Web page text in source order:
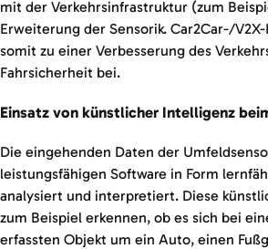
mit der Verkehrsinfrastruktur (zum
Erweiterung der Sensorik. Car2Car-/
somit zu einer Verbesserung des
Fahrsicherheit bei.
Einsatz von künstlicher Intelligenz
Die eingehenden Daten der
leistungsfähigen Software in Form
analysiert und interpretiert. Diese
zum Beispiel erkennen, ob es sich bei
erfassten Objekt um ein Auto, einen